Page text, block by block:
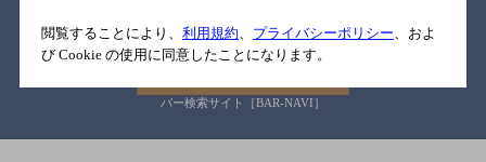
バー検索サイト［BAR-NAVI］
閲覧することにより、 利用規約、 プライバシーポリシー、およ
び Cookie の使用に同意したことになります。